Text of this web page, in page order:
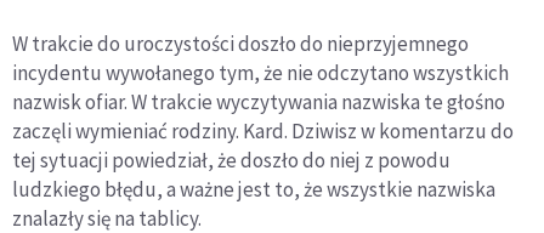
W trakcie do uroczystości doszło do nieprzyjemnego
incydentu wywołanego tym, że nie odczytano wszystkich
nazwisk ofiar. W trakcie wyczytywania nazwiska te głośno
zaczęli wymieniać rodziny. Kard. Dziwisz w komentarzu do
tej sytuacji powiedział, że doszło do niej z powodu
ludzkiego błędu, a ważne jest to, że wszystkie nazwiska
znalazły się na tablicy.